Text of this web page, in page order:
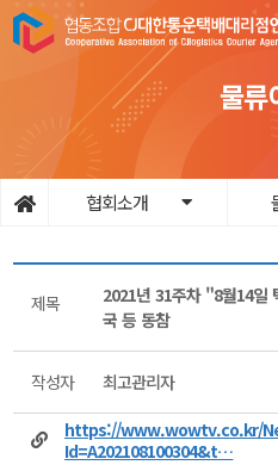
물류
협회소개
제목
2021년 31주차 "8월14일
국 등 동참
작성자 최고관리자
https://www.wowtv.co.kr/
Id=A202108100304&t…